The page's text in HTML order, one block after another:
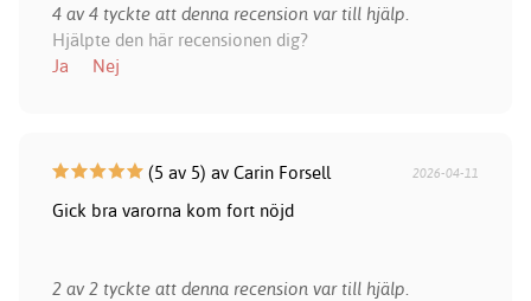
4 av 4 tyckte att denna recension var till hjälp.
Hjälpte den här recensionen dig?
Ja
Nej
(5 av 5) av Carin Forsell 2026-04-11
Gick bra varorna kom fort nöjd
2 av 2 tyckte att denna recension var till hjälp.